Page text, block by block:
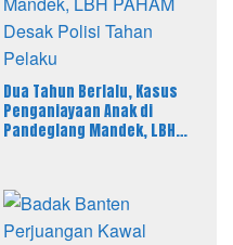
Dua Tahun Berlalu, Kasus
Penganiayaan Anak di
Pandeglang Mandek, LBH